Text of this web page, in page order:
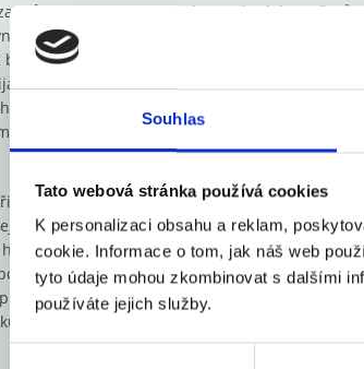
Souhlas
Tato webová stránka používá cookies
K personalizaci obsahu a reklam,
cookie. Informace o tom, jak náš web
tyto údaje mohou zkombinovat s dalšími
používáte jejich služby.
zejména pak cenové a mzdové úrovně,
významně odlišuje struktura českého
komplikovalo výkon jednotné měnové politiky.
materiál, vzhledem ke stárnutí populace
udržitelnosti veřejných financí, jejichž
po přijetí eura částečně nahradit ztrátu
eura dlouhodobě hovoří vysoká míra
velká obchodní i vlastnická provázanost s
hodnotit také relativně stabilní kurz koruny k
ekonomického poklesu, obnovenou
a eurozóny či odolný bankovní sektor v